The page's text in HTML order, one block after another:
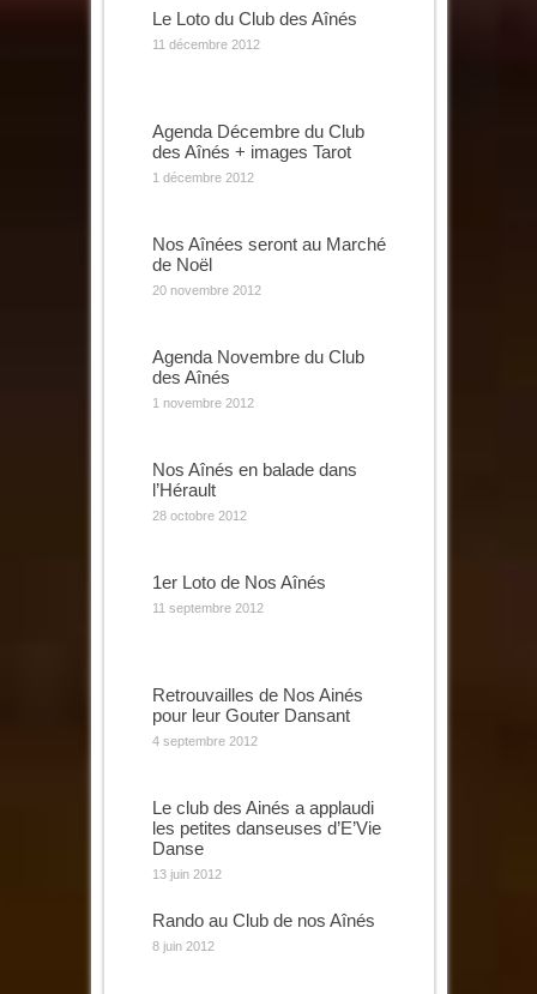
Le Loto du Club des Aînés
11 décembre 2012
Agenda Décembre du Club
des Aînés + images Tarot
1 décembre 2012
Nos Aînées seront au Marché
de Noël
20 novembre 2012
Agenda Novembre du Club
des Aînés
1 novembre 2012
Nos Aînés en balade dans
l’Hérault
28 octobre 2012
1er Loto de Nos Aînés
11 septembre 2012
Retrouvailles de Nos Ainés
pour leur Gouter Dansant
4 septembre 2012
Le club des Ainés a applaudi
les petites danseuses d’E’Vie
Danse
13 juin 2012
Rando au Club de nos Aînés
8 juin 2012